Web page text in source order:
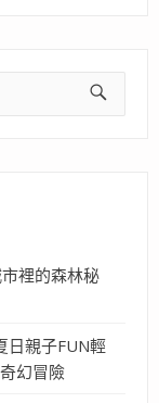
裡的森林秘
日親子FUN輕
幻冒險